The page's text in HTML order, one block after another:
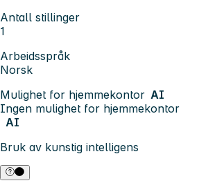
Antall stillinger
1
Arbeidsspråk
Norsk
Mulighet for hjemmekontor AI
Ingen mulighet for hjemmekontor
AI
Bruk av kunstig intelligens